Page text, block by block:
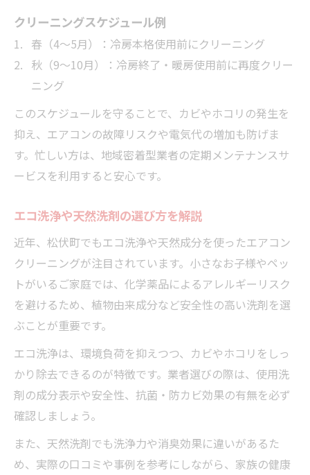
クリーニングスケジュール例
春（4～5月）：冷房本格使用前にクリーニング
秋（9～10月）：冷房終了・暖房使用前に再度クリー
ニング
このスケジュールを守ることで、カビやホコリの発生を
抑え、エアコンの故障リスクや電気代の増加も防げま
す。忙しい方は、地域密着型業者の定期メンテナンスサ
ービスを利用すると安心です。
エコ洗浄や天然洗剤の選び方を解説
近年、松伏町でもエコ洗浄や天然成分を使ったエアコン
クリーニングが注目されています。小さなお子様やペッ
トがいるご家庭では、化学薬品によるアレルギーリスク
を避けるため、植物由来成分など安全性の高い洗剤を選
ぶことが重要です。
エコ洗浄は、環境負荷を抑えつつ、カビやホコリをしっ
かり除去できるのが特徴です。業者選びの際は、使用洗
剤の成分表示や安全性、抗菌・防カビ効果の有無を必ず
確認しましょう。
また、天然洗剤でも洗浄力や消臭効果に違いがあるた
め、実際の口コミや事例を参考にしながら、家族の健康